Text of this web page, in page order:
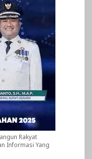
Rakyat
Informasi Yang